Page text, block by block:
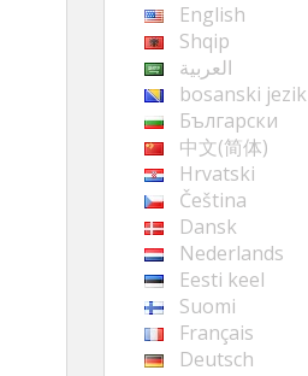
English
Shqip
العربية
bosanski jezik
Български
中文(简体)
Hrvatski
Čeština
Dansk
Nederlands
Eesti keel
Suomi
Français
Deutsch